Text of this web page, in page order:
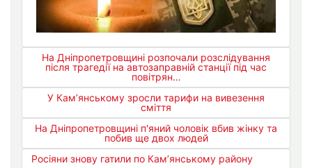
На Дніпропетровщині розпочали розслідування
після трагедії на автозаправній станції під час
повітрян…
У Кам’янському зросли тарифи на вивезення
сміття
На Дніпропетровщині п'яний чоловік вбив жінку та
побив ще двох людей
Росіяни знову гатили по Кам’янському району